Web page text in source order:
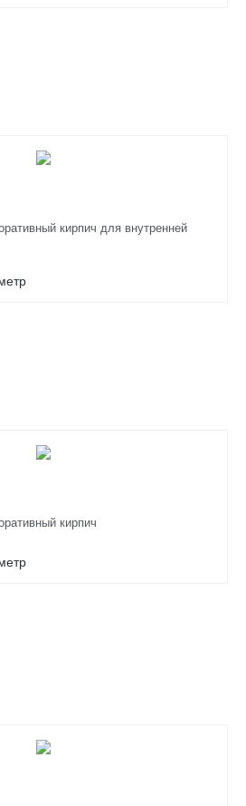
кирпич для внутренней
кирпич